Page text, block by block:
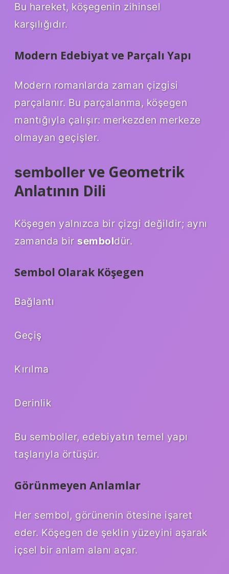
Bu hareket, köşegenin zihinsel
karşılığıdır.
Modern Edebiyat ve Parçalı Yapı
Modern romanlarda zaman çizgisi
parçalanır. Bu parçalanma, köşegen
mantığıyla çalışır: merkezden merkeze
olmayan geçişler.
semboller ve Geometrik
Anlatının Dili
Köşegen yalnızca bir çizgi değildir; aynı
zamanda bir semboldür.
Sembol Olarak Köşegen
Bağlantı
Geçiş
Kırılma
Derinlik
Bu semboller, edebiyatın temel yapı
taşlarıyla örtüşür.
Görünmeyen Anlamlar
Her sembol, görünenin ötesine işaret
eder. Köşegen de şeklin yüzeyini aşarak
içsel bir anlam alanı açar.